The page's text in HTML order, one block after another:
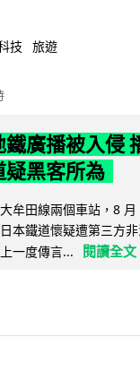
技 旅遊
鐵廣播被入侵
疑黑客所為
牟田線兩個車站，8
本鐵道懷疑遭第三方
一度傳言...
閱讀全文